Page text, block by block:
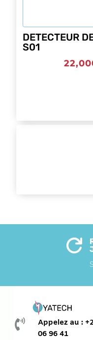
DETECTEUR
S01


Appelez au :
06 96 41